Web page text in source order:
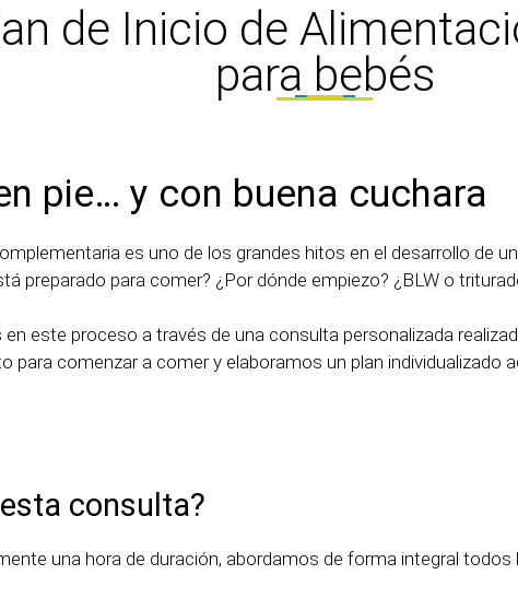
de Inicio de
para bebés
pie… y con buena cuchara
es uno de los grandes hitos en el desarrollo de
preparado para comer? ¿Por dónde empiezo? ¿BLW o
este proceso a través de una consulta personalizada
para comenzar a comer y elaboramos un plan individualizado
consulta?
una hora de duración, abordamos de forma integral